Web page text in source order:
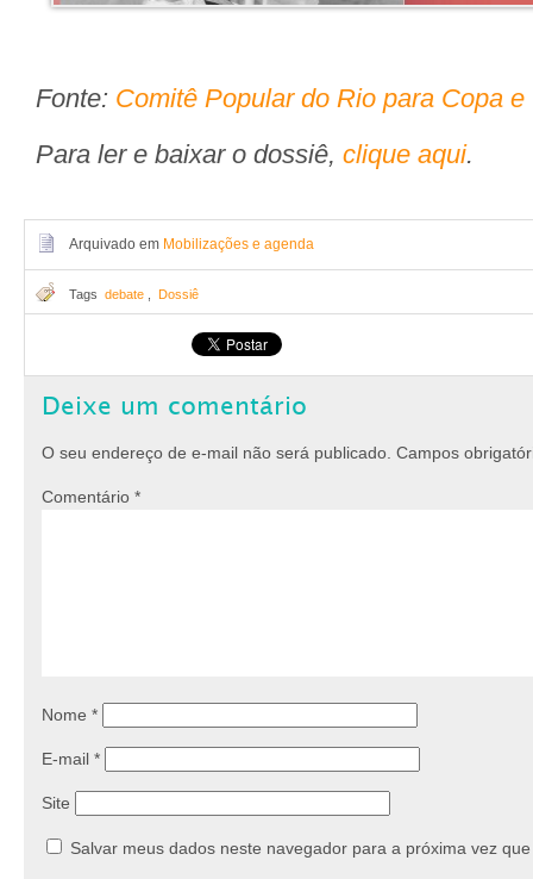
Fonte: Comitê Popular do Rio para Copa
Para ler e baixar o dossiê, clique aqui.
Arquivado em Mobilizações e agenda
Tags debate Dossiê
Deixe um comentário
O seu endereço de e-mail não será publicado. Campos
Comentário *
Nome *
E-mail *
Site
Salvar meus dados neste navegador para a próxima vez